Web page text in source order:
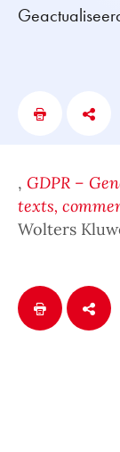
, GDPR –
texts,
Wolters